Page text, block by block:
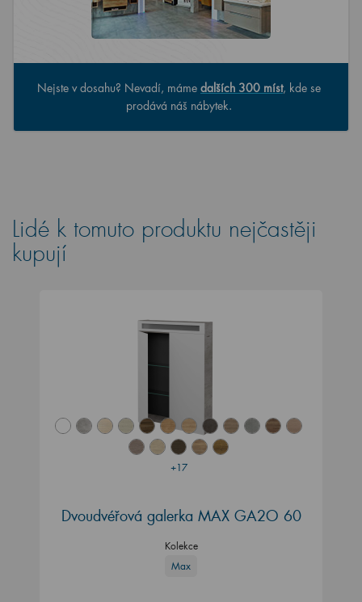
Nejste v dosahu? Nevadí, máme dalších 300 míst, kde se
prodává náš nábytek.
Lidé k tomuto produktu nejčastěji
kupují
+17
Dvoudvéřová galerka MAX GA2O 60
Kolekce
Max